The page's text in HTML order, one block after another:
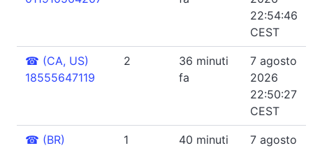
22:54:46
CEST
☎ (CA, US)
18555647119
2
36 minuti
fa
7 agosto
2026
22:50:27
CEST
☎ (BR)
1
40 minuti
7 agosto